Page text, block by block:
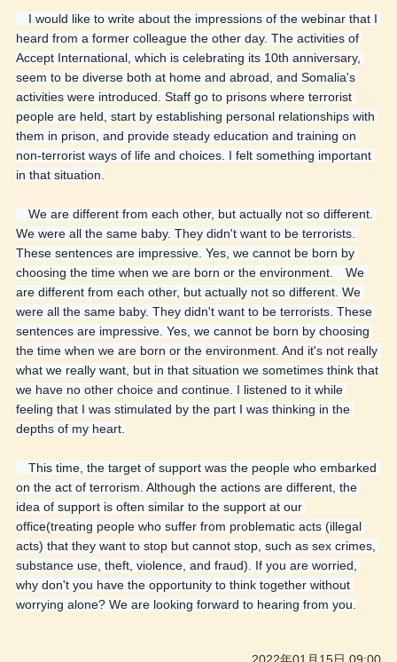
I would like to write about the impressions of the webinar that I
heard from a former colleague the other day. The activities of
Accept International, which is celebrating its 10th anniversary,
seem to be diverse both at home and abroad, and Somalia's
activities were introduced. Staff go to prisons where terrorist
people are held, start by establishing personal relationships with
them in prison, and provide steady education and training on
non-terrorist ways of life and choices. I felt something important
in that situation.
We are different from each other, but actually not so different.
We were all the same baby. They didn't want to be terrorists.
These sentences are impressive. Yes, we cannot be born by
choosing the time when we are born or the environment.　We
are different from each other, but actually not so different. We
were all the same baby. They didn't want to be terrorists. These
sentences are impressive. Yes, we cannot be born by choosing
the time when we are born or the environment. And it's not really
what we really want, but in that situation we sometimes think that
we have no other choice and continue. I listened to it while
feeling that I was stimulated by the part I was thinking in the
depths of my heart.
This time, the target of support was the people who embarked
on the act of terrorism. Although the actions are different, the
idea of support is often similar to the support at our
office(treating people who suffer from problematic acts (illegal
acts) that they want to stop but cannot stop, such as sex crimes,
substance use, theft, violence, and fraud). If you are worried,
why don't you have the opportunity to think together without
worrying alone? We are looking forward to hearing from you.